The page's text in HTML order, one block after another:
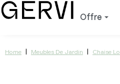
Aller
au
Offre
Home | Meubles De Jardin | Chaise